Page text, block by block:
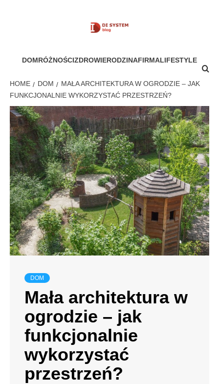
MÓJ SYSTEM
DOMRÓŻNOŚCIZDROWIERODZINAFIRMALIFESTYLE
HOME DOM
MAŁA ARCHITEKTURA W OGRODZIE – JAK
FUNKCJONALNIE WYKORZYSTAĆ PRZESTRZEŃ?
DOM
Mała architektura w
ogrodzie – jak
funkcjonalnie
wykorzystać
przestrzeń?